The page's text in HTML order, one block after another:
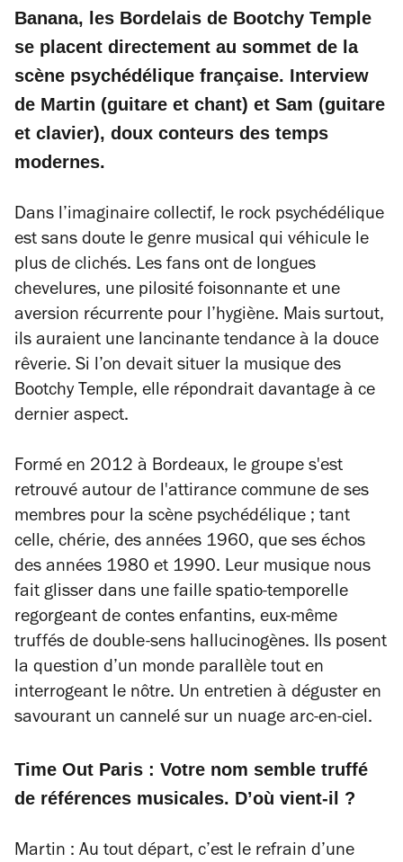
Banana, les Bordelais de Bootchy Temple
se placent directement au sommet de la
scène psychédélique française. Interview
de Martin (guitare et chant) et Sam (guitare
et clavier), doux conteurs des temps
modernes.
Dans l’imaginaire collectif, le rock psychédélique
est sans doute le genre musical qui véhicule le
plus de clichés. Les fans ont de longues
chevelures, une pilosité foisonnante et une
aversion récurrente pour l’hygiène. Mais surtout,
ils auraient une lancinante tendance à la douce
rêverie. Si l’on devait situer la musique des
Bootchy Temple, elle répondrait davantage à ce
dernier aspect.
Formé en 2012 à Bordeaux, le groupe s'est
retrouvé autour de l'attirance commune de ses
membres pour la scène psychédélique ; tant
celle, chérie, des années 1960, que ses échos
des années 1980 et 1990. Leur musique nous
fait glisser dans une faille spatio-temporelle
regorgeant de contes enfantins, eux-même
truffés de double-sens hallucinogènes. Ils posent
la question d’un monde parallèle tout en
interrogeant le nôtre. Un entretien à déguster en
savourant un cannelé sur un nuage arc-en-ciel.
Time Out Paris : Votre nom semble truffé
de références musicales. D’où vient-il ?
Martin : Au tout départ, c’est le refrain d’une